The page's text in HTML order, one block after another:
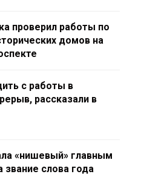
проверил работы по
домов на
с работы в
рассказали в
«нишевый» главным
звание слова года